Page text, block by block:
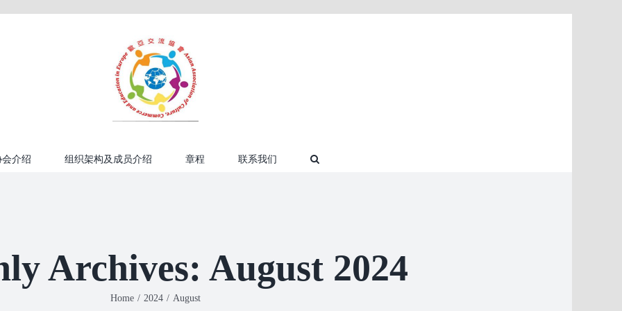
介绍 组织架构及成员介绍 章程 联系我们
Archives: August 2024
Home / 2024 / August